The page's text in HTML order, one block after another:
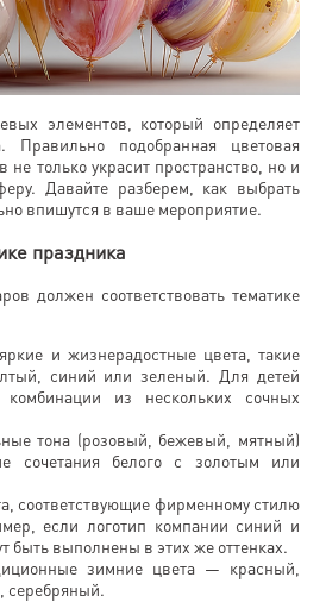
элементов, который определяет
Правильно подобранная цветовая
только украсит пространство, но и
Давайте разберем, как выбрать
впишутся в ваше мероприятие.
праздника
должен соответствовать тематике
яркие и жизнерадостные цвета, такие
синий или зеленый. Для детей
из нескольких сочных
тона (розовый, бежевый, мятный)
сочетания белого с золотым или
соответствующие фирменному стилю
если логотип компании синий и
быть выполнены в этих же оттенках.
зимние цвета — красный,
серебряный.